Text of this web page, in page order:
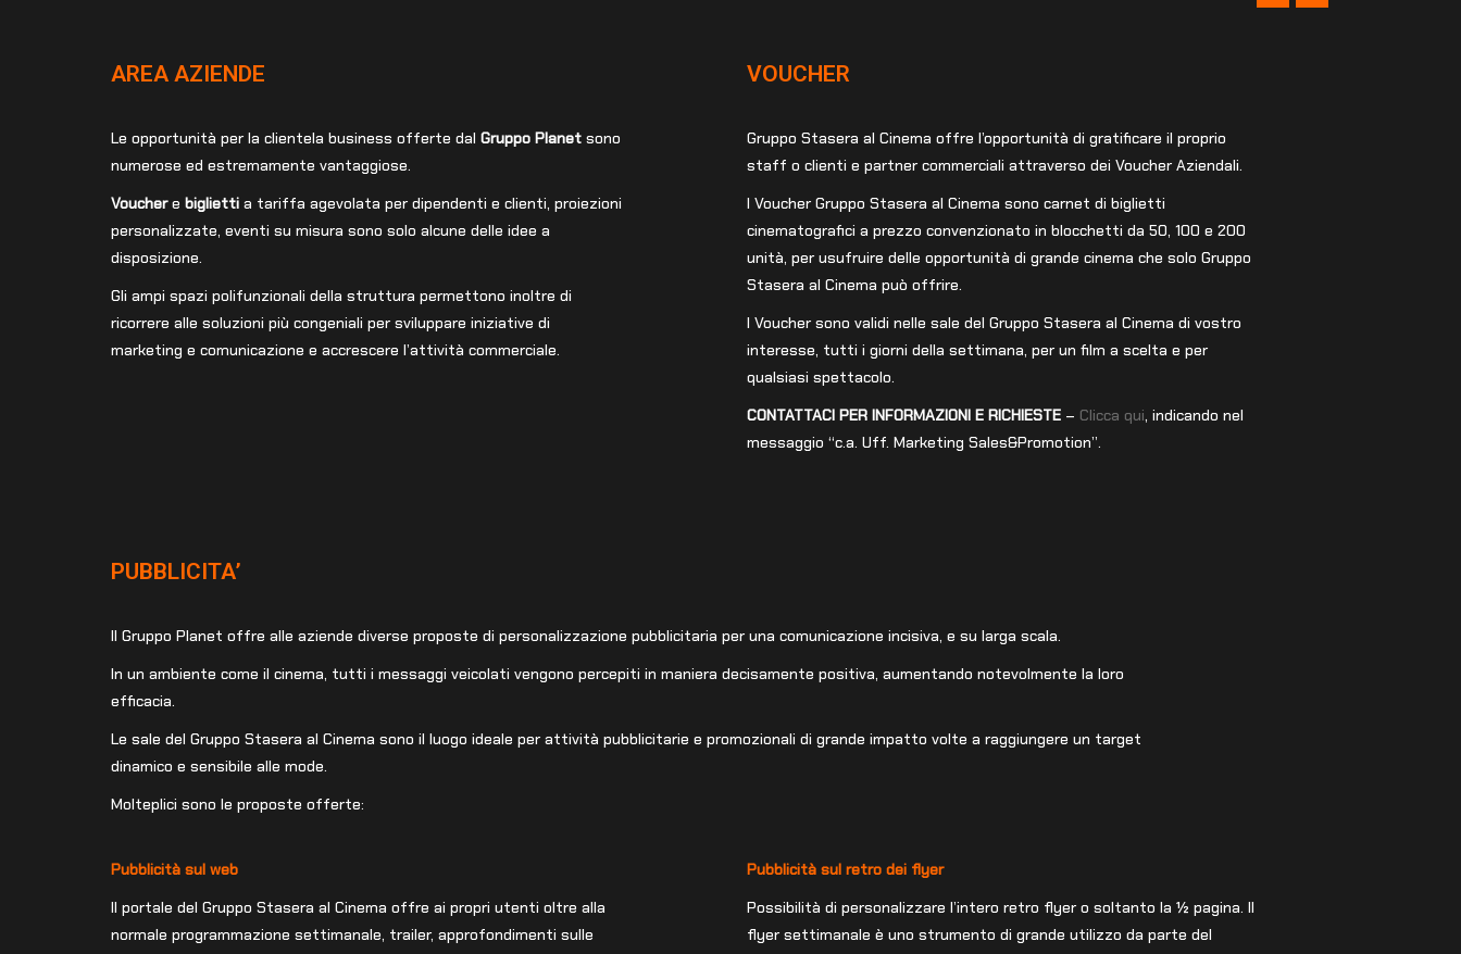
AREA AZIENDE
Le opportunità per la clientela business offerte dal Gruppo Planet sono
numerose ed estremamente vantaggiose.
Vouchere biglietti a tariffa agevolata per dipendenti e clienti, proiezioni
personalizzate, eventi su misura sono solo alcune delle idee a
disposizione.
Gli ampi spazi polifunzionali della struttura permettono inoltre di
ricorrere alle soluzioni più congeniali per sviluppare iniziative di
marketing e comunicazione e accrescere l’attività commerciale.
VOUCHER
Gruppo Stasera al Cinema offre l’opportunità di gratificare il proprio
staff o clienti e partner commerciali attraverso dei Voucher Aziendali.
l Voucher Gruppo Stasera al Cinema sono carnet di biglietti
cinematografici a prezzo convenzionato in blocchetti da 50, 100 e 200
unità, per usufruire delle opportunità di grande cinema che solo Gruppo
Stasera al Cinema può offrire.
I Voucher sono validi nelle sale del Gruppo Stasera al Cinema di vostro
interesse, tutti i giorni della settimana, per un film a scelta e per
qualsiasi spettacolo.
CONTATTACI PER INFORMAZIONI E RICHIESTE – Clicca qui, indicando nel
messaggio “c.a. Uff. Marketing Sales&Promotion”.
PUBBLICITA’
Il Gruppo Planet offre alle aziende diverse proposte di personalizzazione pubblicitaria per una comunicazione incisiva, e su larga scala.
In un ambiente come il cinema, tutti i messaggi veicolati vengono percepiti in maniera decisamente positiva, aumentando notevolmente la loro
efficacia.
Le sale del Gruppo Stasera al Cinema sono il luogo ideale per attività pubblicitarie e promozionali di grande impatto volte a raggiungere un target
dinamico e sensibile alle mode.
Molteplici sono le proposte offerte:
Pubblicità sul web
Il portale del Gruppo Stasera al Cinema offre ai propri utenti oltre alla
normale programmazione settimanale, trailer, approfondimenti sulle
Pubblicità sul retro dei flyer
Possibilità di personalizzare l’intero retro flyer o soltanto la ½ pagina. Il
flyer settimanale è uno strumento di grande utilizzo da parte del